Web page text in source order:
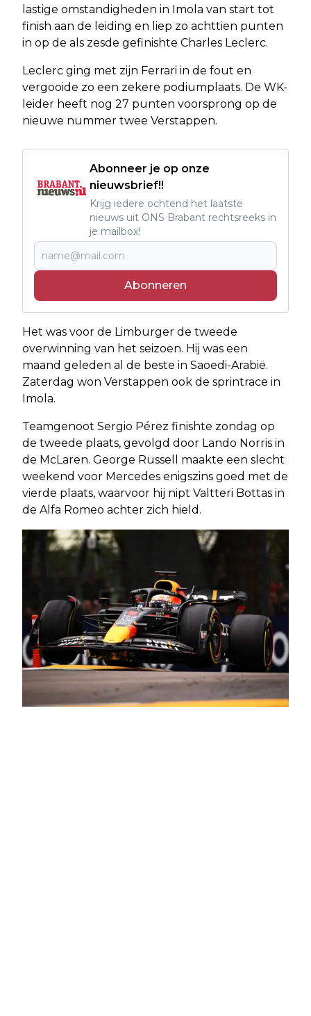
lastige omstandigheden in Imola van start tot
finish aan de leiding en liep zo achttien punten
in op de als zesde gefinishte Charles Leclerc.
Leclerc ging met zijn Ferrari in de fout en
vergooide zo een zekere podiumplaats. De WK-
leider heeft nog 27 punten voorsprong op de
nieuwe nummer twee Verstappen.
Abonneer je op onze
nieuwsbrief!!
Krijg iedere ochtend het laatste
nieuws uit ONS Brabant rechtsreeks in
je mailbox!
Abonneren
Het was voor de Limburger de tweede
overwinning van het seizoen. Hij was een
maand geleden al de beste in Saoedi-Arabië.
Zaterdag won Verstappen ook de sprintrace in
Imola.
Teamgenoot Sergio Pérez finishte zondag op
de tweede plaats, gevolgd door Lando Norris in
de McLaren. George Russell maakte een slecht
weekend voor Mercedes enigszins goed met de
vierde plaats, waarvoor hij nipt Valtteri Bottas in
de Alfa Romeo achter zich hield.